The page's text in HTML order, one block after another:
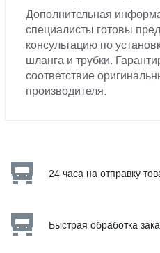
Дополнительная
специалисты готовы
консультацию по
шланга и трубки.
соответствие
производителя.
24 часа на отправку
Быстрая обработка